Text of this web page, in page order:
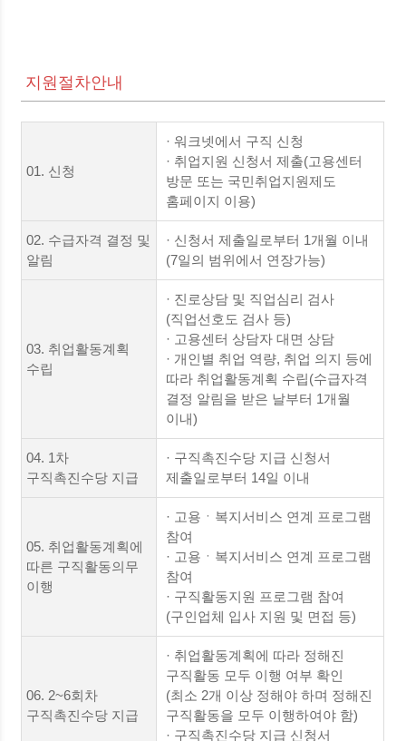
지원절차안내
01. 신청
· 워크넷에서 구직 신청
· 취업지원 신청서 제출(고용센터
방문 또는 국민취업지원제도
홈페이지 이용)
02. 수급자격 결정 및
알림
· 신청서 제출일로부터 1개월 이내
(7일의 범위에서 연장가능)
03. 취업활동계획
수립
· 진로상담 및 직업심리 검사
(직업선호도 검사 등)
· 고용센터 상담자 대면 상담
· 개인별 취업 역량, 취업 의지 등에
따라 취업활동계획 수립(수급자격
결정 알림을 받은 날부터 1개월
이내)
04. 1차
구직촉진수당 지급
· 구직촉진수당 지급 신청서
제출일로부터 14일 이내
05. 취업활동계획에
따른 구직활동의무
이행
· 고용ㆍ복지서비스 연계 프로그램
참여
· 고용ㆍ복지서비스 연계 프로그램
참여
· 구직활동지원 프로그램 참여
(구인업체 입사 지원 및 면접 등)
06. 2~6회차
구직촉진수당 지급
· 취업활동계획에 따라 정해진
구직활동 모두 이행 여부 확인
(최소 2개 이상 정해야 하며 정해진
구직활동을 모두 이행하여야 함)
· 구직촉진수당 지급 신청서